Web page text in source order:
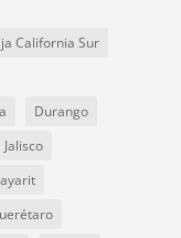
California Sur
Durango
Jalisco